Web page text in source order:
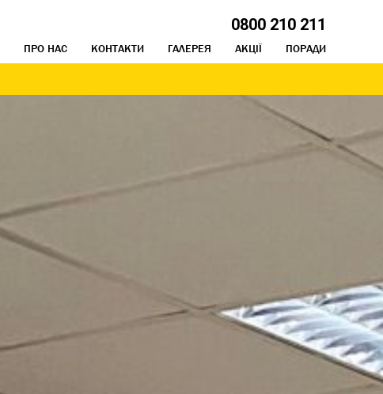
0800 210 211
ПРО НАС КОНТАКТИ ГАЛЕРЕЯ АКЦІЇ ПОРАДИ